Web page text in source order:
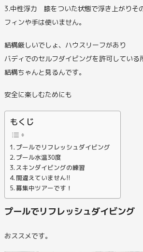
3.中性浮力 膝をついた状態で浮き上がりそ
フィンや手は使いません。
結構厳しいでしょ、ハウスリーフがあり
バディでのセルフダイビングを許可している
結構ちゃんと見るんです。
安全に楽しむためにも
もくじ
プールでリフレッシュダイビング
プール水温30度
スキンダイビングの練習
間違えていません!!
募集中ツアーです！
プールでリフレッシュダイビング
おススメです。